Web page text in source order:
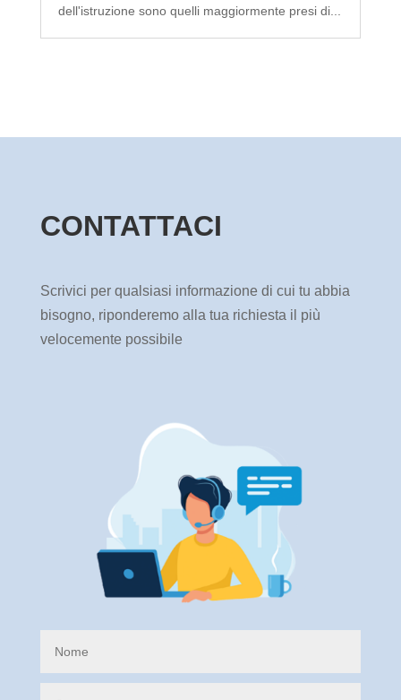
dell'istruzione sono quelli maggiormente presi di...
CONTATTACI
Scrivici per qualsiasi informazione di cui tu abbia
bisogno, riponderemo alla tua richiesta il più
velocemente possibile